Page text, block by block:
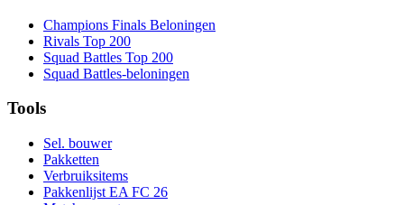
Champions Finals Beloningen
Rivals Top 200
Squad Battles Top 200
Squad Battles-beloningen
Tools
Sel. bouwer
Pakketten
Verbruiksitems
Pakkenlijst EA FC 26